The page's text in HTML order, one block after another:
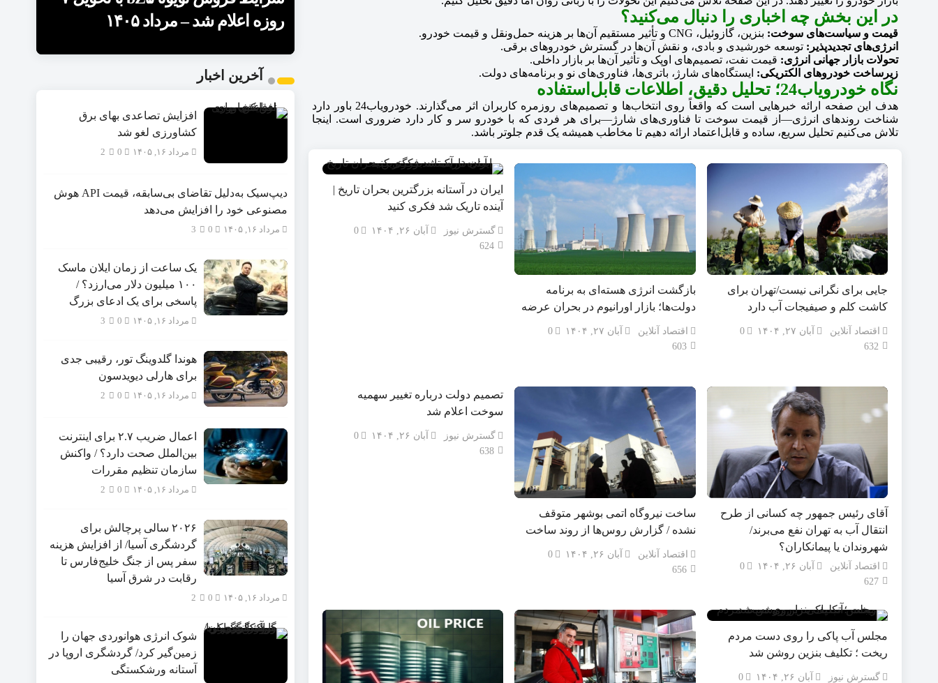
در این بخش چه اخباری را دنبال می‌کنید؟
قیمت و سیاست‌های سوخت: بنزین، گازوئیل، CNG و تأثیر مستقیم آن‌ها بر هزینه حمل‌ونقل و قیمت خودرو.
انرژی‌های تجدیدپذیر: توسعه خورشیدی و بادی، و نقش آن‌ها در گسترش خودروهای برقی.
تحولات بازار جهانی انرژی: قیمت نفت، تصمیم‌های اوپک و تأثیر آن‌ها بر بازار داخلی.
زیرساخت خودروهای الکتریکی: ایستگاه‌های شارژ، باتری‌ها، فناوری‌های نو و برنامه‌های دولت.
نگاه خودرویاب24؛ تحلیل دقیق، اطلاعات قابل‌استفاده
هدف این صفحه ارائه خبرهایی است که واقعاً روی انتخاب‌ها و تصمیم‌های روزمره کاربران اثر می‌گذارند. خودرویاب24 باور دارد
شناخت روندهای انرژی—از قیمت سوخت تا فناوری‌های شارژ—برای هر فردی که با خودرو سر و کار دارد ضروری است. اینجا
تلاش می‌کنیم تحلیل سریع، ساده و قابل‌اعتماد ارائه دهیم تا مخاطب همیشه یک قدم جلوتر باشد.
جایی برای نگرانی نیست/تهران برای
کاشت کلم و صیفیجات آب دارد
اقتصاد آنلاین آبان ۲۷, ۱۴۰۴
0
632
بازگشت انرژی هسته‌ای به برنامه
دولت‌ها؛ بازار اورانیوم در بحران عرضه
اقتصاد آنلاین آبان ۲۷, ۱۴۰۴
0
603
ایران در آستانه بزرگترین بحران تاریخ |
آینده تاریک شد فکری کنید
گسترش نیوز آبان ۲۶, ۱۴۰۴
0
624
آقای رئیس جمهور چه کسانی از طرح
انتقال آب به تهران نفع می‌برند/
شهروندان یا پیمانکاران؟
اقتصاد آنلاین آبان ۲۶, ۱۴۰۴
0
627
ساخت نیروگاه اتمی بوشهر متوقف
نشده / گزارش روس‌ها از روند ساخت
اقتصاد آنلاین آبان ۲۶, ۱۴۰۴
0
656
تصمیم دولت درباره تغییر سهمیه
سوخت اعلام شد
گسترش نیوز آبان ۲۶, ۱۴۰۴
0
638
مجلس آب پاکی را روی دست مردم
ریخت ؛ تکلیف بنزین روشن شد
گسترش نیوز آبان ۲۶, ۱۴۰۴
0
روزه اعلام شد – مرداد ۱۴۰۵
مرداد ۱۴۰۵
– مرداد ۱۴۰۵
۱۴۰۵
موتور اعلام شد – مرداد ۱۴۰۵
3
آخرین اخبار
افزایش تصاعدی بهای برق
کشاورزی لغو شد
مرداد ۱۶, ۱۴۰۵ 2
دیپ‌سیک به‌دلیل تقاضای بی‌سابقه، قیمت API هوش
مصنوعی خود را افزایش می‌دهد
مرداد ۱۶, ۱۴۰۵ 3
یک ساعت از زمان ایلان ماسک
۱۰۰ میلیون دلار می‌ارزد؟ /
پاسخی برای یک ادعای بزرگ
مرداد ۱۶, ۱۴۰۵ 3
هوندا گلدوینگ تور، رقیبی جدی
برای هارلی دیویدسون
مرداد ۱۶, ۱۴۰۵ 2
اعمال ضریب ۲.۷ برای اینترنت
بین‌الملل صحت دارد؟ / واکنش
سازمان تنظیم مقررات
مرداد ۱۶, ۱۴۰۵ 2
۲۰۲۶ سالی پرچالش برای
گردشگری آسیا/ از افزایش هزینه
سفر پس از جنگ خلیج‌فارس تا
رقابت در شرق آسیا
مرداد ۱۶, ۱۴۰۵ 2
شوک انرژی هوانوردی جهان را
زمین‌گیر کرد/ گردشگری اروپا در
آستانه ورشکستگی